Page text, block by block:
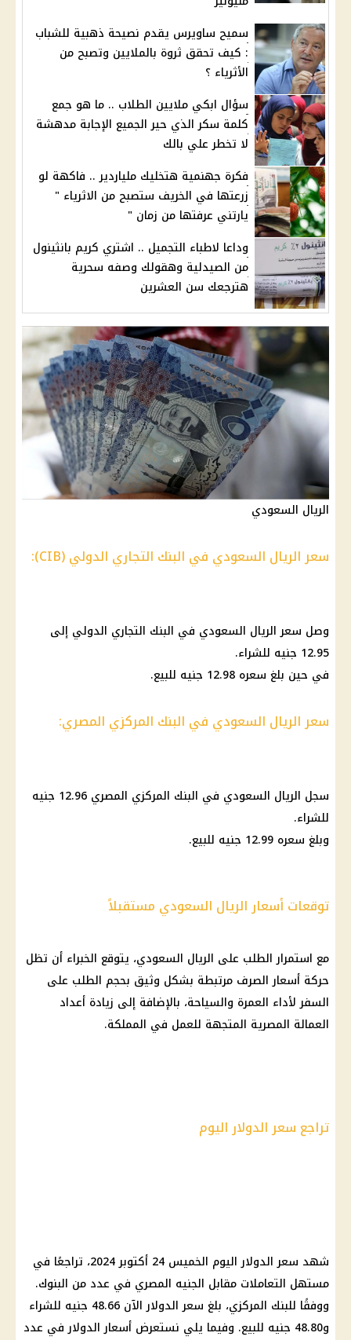
سميح ساويرس يقدم نصيحة ذهبية للشباب
: كيف تحقق ثروة بالملايين وتصبح من
الأثرياء ؟
سؤال ابكي ملايين الطلاب .. ما هو جمع
كلمة سكر الذي حير الجميع الإجابة مدهشة
لا تخطر علي بالك
فكرة جهنمية هتخليك ملياردير .. فاكهة لو
زرعتها في الخريف ستصبح من الاثرياء "
يارتني عرفتها من زمان "
وداعا لاطباء التجميل .. اشتري كريم بانثينول
من الصيدلية وهقولك وصفه سحرية
هترجعك سن العشرين
الريال السعودي
سعر الريال السعودي في البنك التجاري الدولي (CIB):
وصل سعر الريال السعودي في البنك التجاري الدولي إلى
12.95 جنيه للشراء.
في حين بلغ سعره 12.98 جنيه للبيع.
سعر الريال السعودي في البنك المركزي المصري:
سجل الريال السعودي في البنك المركزي المصري
12.96 جنيه
للشراء.
وبلغ سعره 12.99 جنيه للبيع.
توقعات أسعار الريال السعودي مستقبلاً
مع استمرار الطلب على الريال السعودي، يتوقع الخبراء أن تظل
حركة أسعار الصرف مرتبطة بشكل وثيق بحجم الطلب على
السفر لأداء العمرة والسياحة، بالإضافة إلى زيادة أعداد
العمالة المصرية المتجهة للعمل في المملكة.
تراجع سعر الدولار اليوم
شهد سعر الدولار اليوم
الخميس 24 أكتوبر 2024، تراجعًا في
مستهل التعاملات مقابل الجنيه المصري في عدد من البنوك.
ووفقًا للبنك المركزي، بلغ سعر الدولار
الآن 48.66 جنيه للشراء
و48.80 جنيه للبيع. وفيما يلي نستعرض
أسعار الدولارفي عدد